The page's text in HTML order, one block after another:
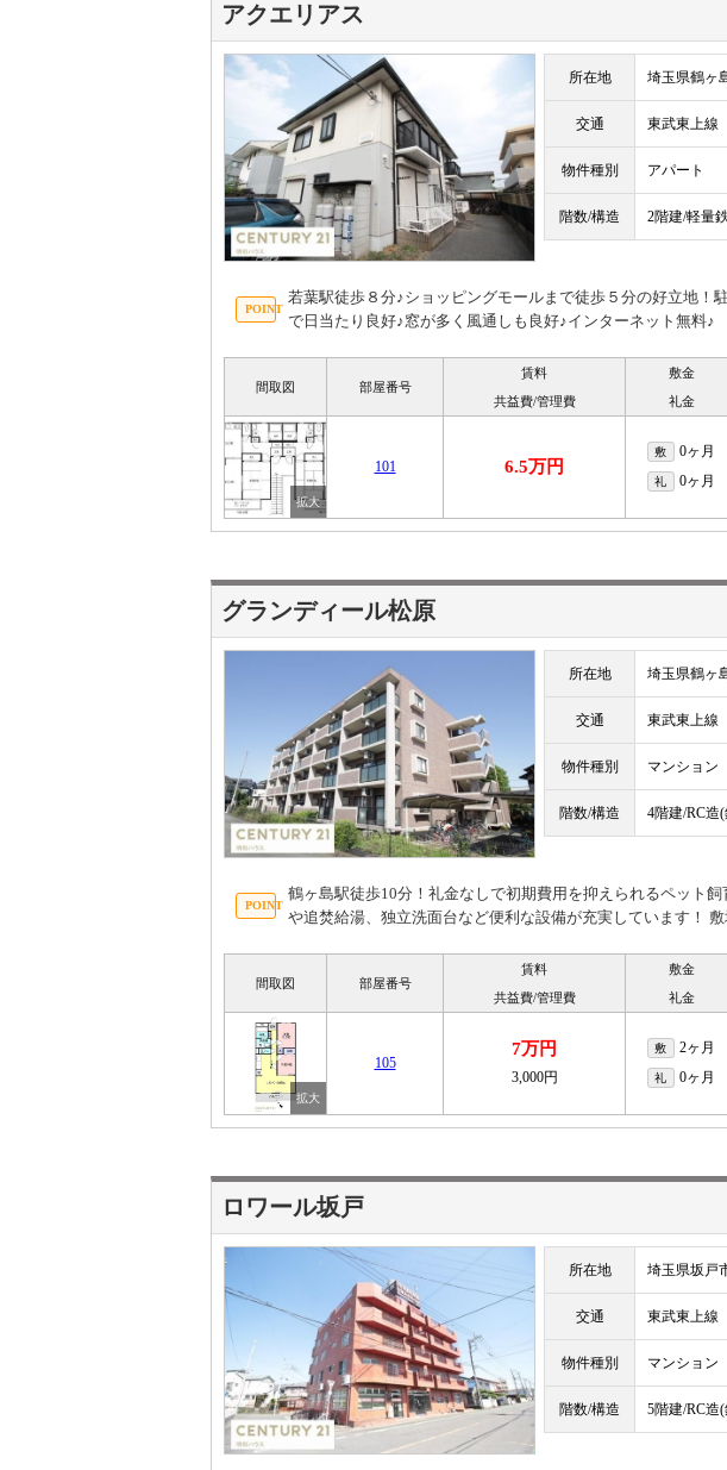
アクエリアス
所在地 埼玉県鶴ヶ
交通 東武東上線
物件種別 アパート
階数/構造 2階建/軽量
若葉駅徒歩８分♪ショッピングモールまで徒歩５分の好立地！
で日当たり良好♪窓が多く風通しも良好♪インターネット無料♪
間取図 部屋番号
賃料
共益費/管理費
敷金
礼金
101 6.5万円
敷 0ヶ月
礼 0ヶ月
グランディール松原
所在地 埼玉県鶴ヶ
交通 東武東上線
物件種別 マンション
階数/構造 4階建/RC造
鶴ヶ島駅徒歩10分！礼金なしで初期費用を抑えられるペット
や追焚給湯、独立洗面台など便利な設備が充実しています！
間取図 部屋番号
賃料
共益費/管理費
敷金
礼金
105
7万円
3,000円
敷 2ヶ月
礼 0ヶ月
ロワール坂戸
所在地 埼玉県坂戸
交通 東武東上線
物件種別 マンション
階数/構造 5階建/RC造